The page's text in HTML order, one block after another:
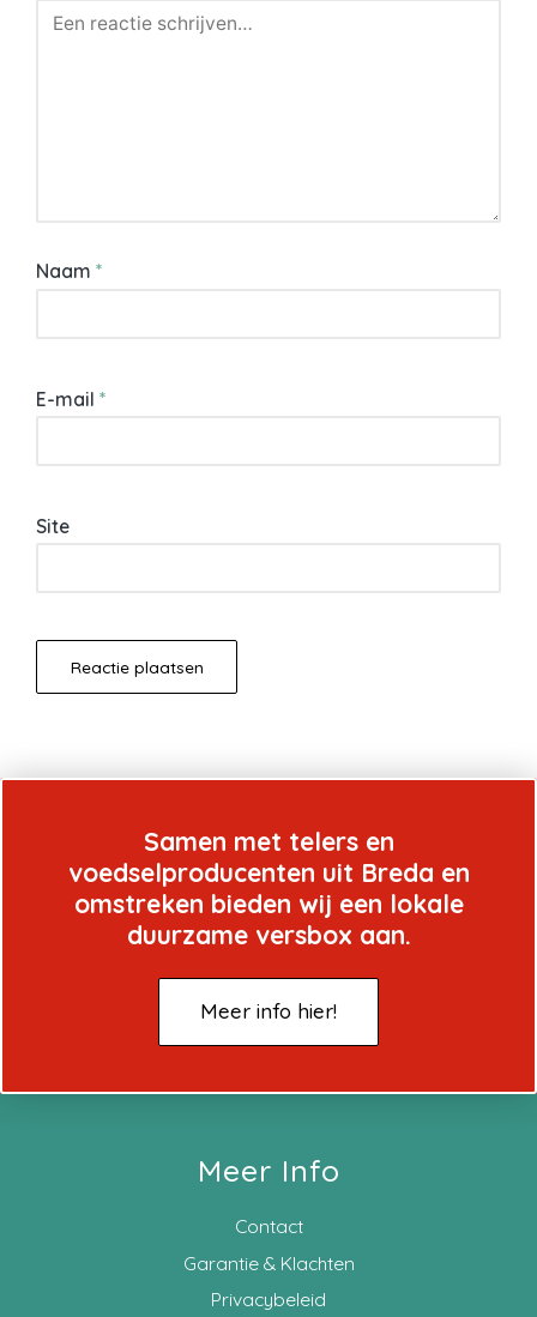
Naam *
E-mail *
Site
Samen met telers en
voedselproducenten uit Breda en
omstreken bieden wij een lokale
duurzame versbox aan.
Meer info hier!
Meer Info
Contact
Garantie & Klachten
Privacybeleid